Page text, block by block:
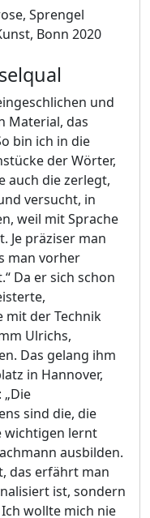
Sprengel
Bonn 2020
und
Material, das
bin ich in die
der Wörter,
auch die zerlegt,
versucht, in
weil mit Sprache
Je präziser man
man vorher
Da er sich schon
mit der Technik
Ulrichs,
Das gelang ihm
in Hannover,
sind die, die
wichtigen lernt
ausbilden.
das erfährt man
ist, sondern
wollte mich nie